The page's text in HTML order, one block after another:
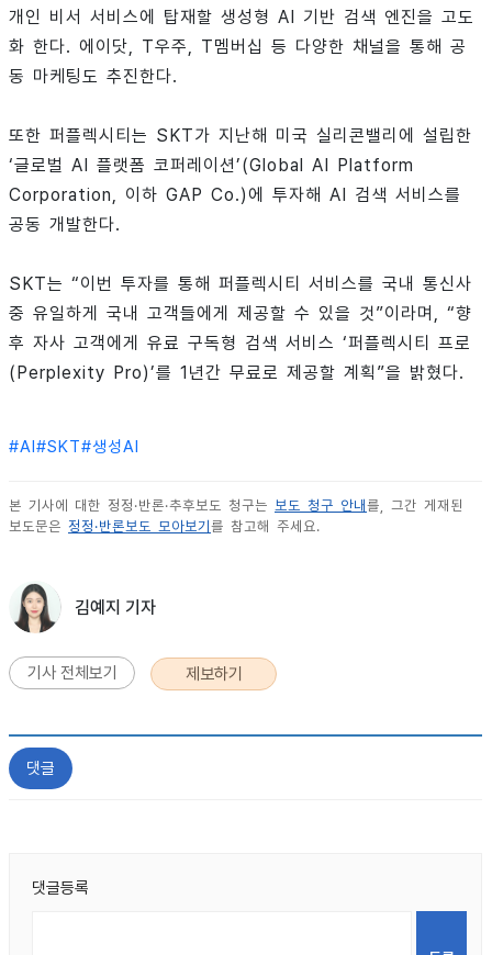
개인 비서 서비스에 탑재할 생성형 AI 기반 검색 엔진을 고도
화 한다. 에이닷, T우주, T멤버십 등 다양한 채널을 통해 공
동 마케팅도 추진한다.
또한 퍼플렉시티는 SKT가 지난해 미국 실리콘밸리에 설립한
‘글로벌 AI 플랫폼 코퍼레이션’(Global AI Platform
Corporation, 이하 GAP Co.)에 투자해 AI 검색 서비스를
공동 개발한다.
SKT는 “이번 투자를 통해 퍼플렉시티 서비스를 국내 통신사
중 유일하게 국내 고객들에게 제공할 수 있을 것”이라며, “향
후 자사 고객에게 유료 구독형 검색 서비스 ‘퍼플렉시티 프로
(Perplexity Pro)’를 1년간 무료로 제공할 계획”을 밝혔다.
#AI #SKT#생성AI
본 기사에 대한 정정·반론·추후보도 청구는 보도 청구 안내 를, 그간 게재된
보도문은 정정·반론보도 모아보기 를 참고해 주세요.
김예지 기자
기사 전체보기 제보하기
댓글
댓글등록